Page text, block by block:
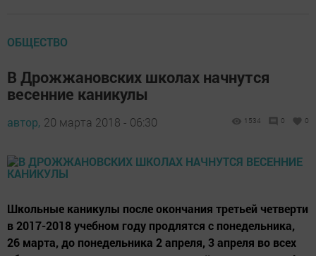
ОБЩЕСТВО
В Дрожжановских школах начнутся
весенние каникулы
автор, 20 марта 2018 - 06:30 1534 0 0
Школьные каникулы после окончания третьей четверти
в 2017-2018 учебном году продлятся с понедельника,
26 марта, до понедельника 2 апреля, 3 апреля во всех